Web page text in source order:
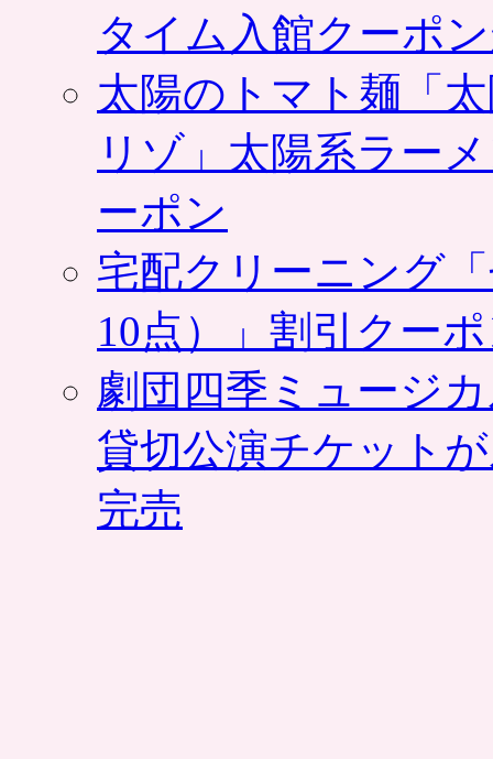
タイム入館クーポ
太陽のトマト麺「
リゾ」太陽系ラー
ーポン
宅配クリーニング
10点）」割引クー
劇団四季ミュージ
貸切公演チケット
完売